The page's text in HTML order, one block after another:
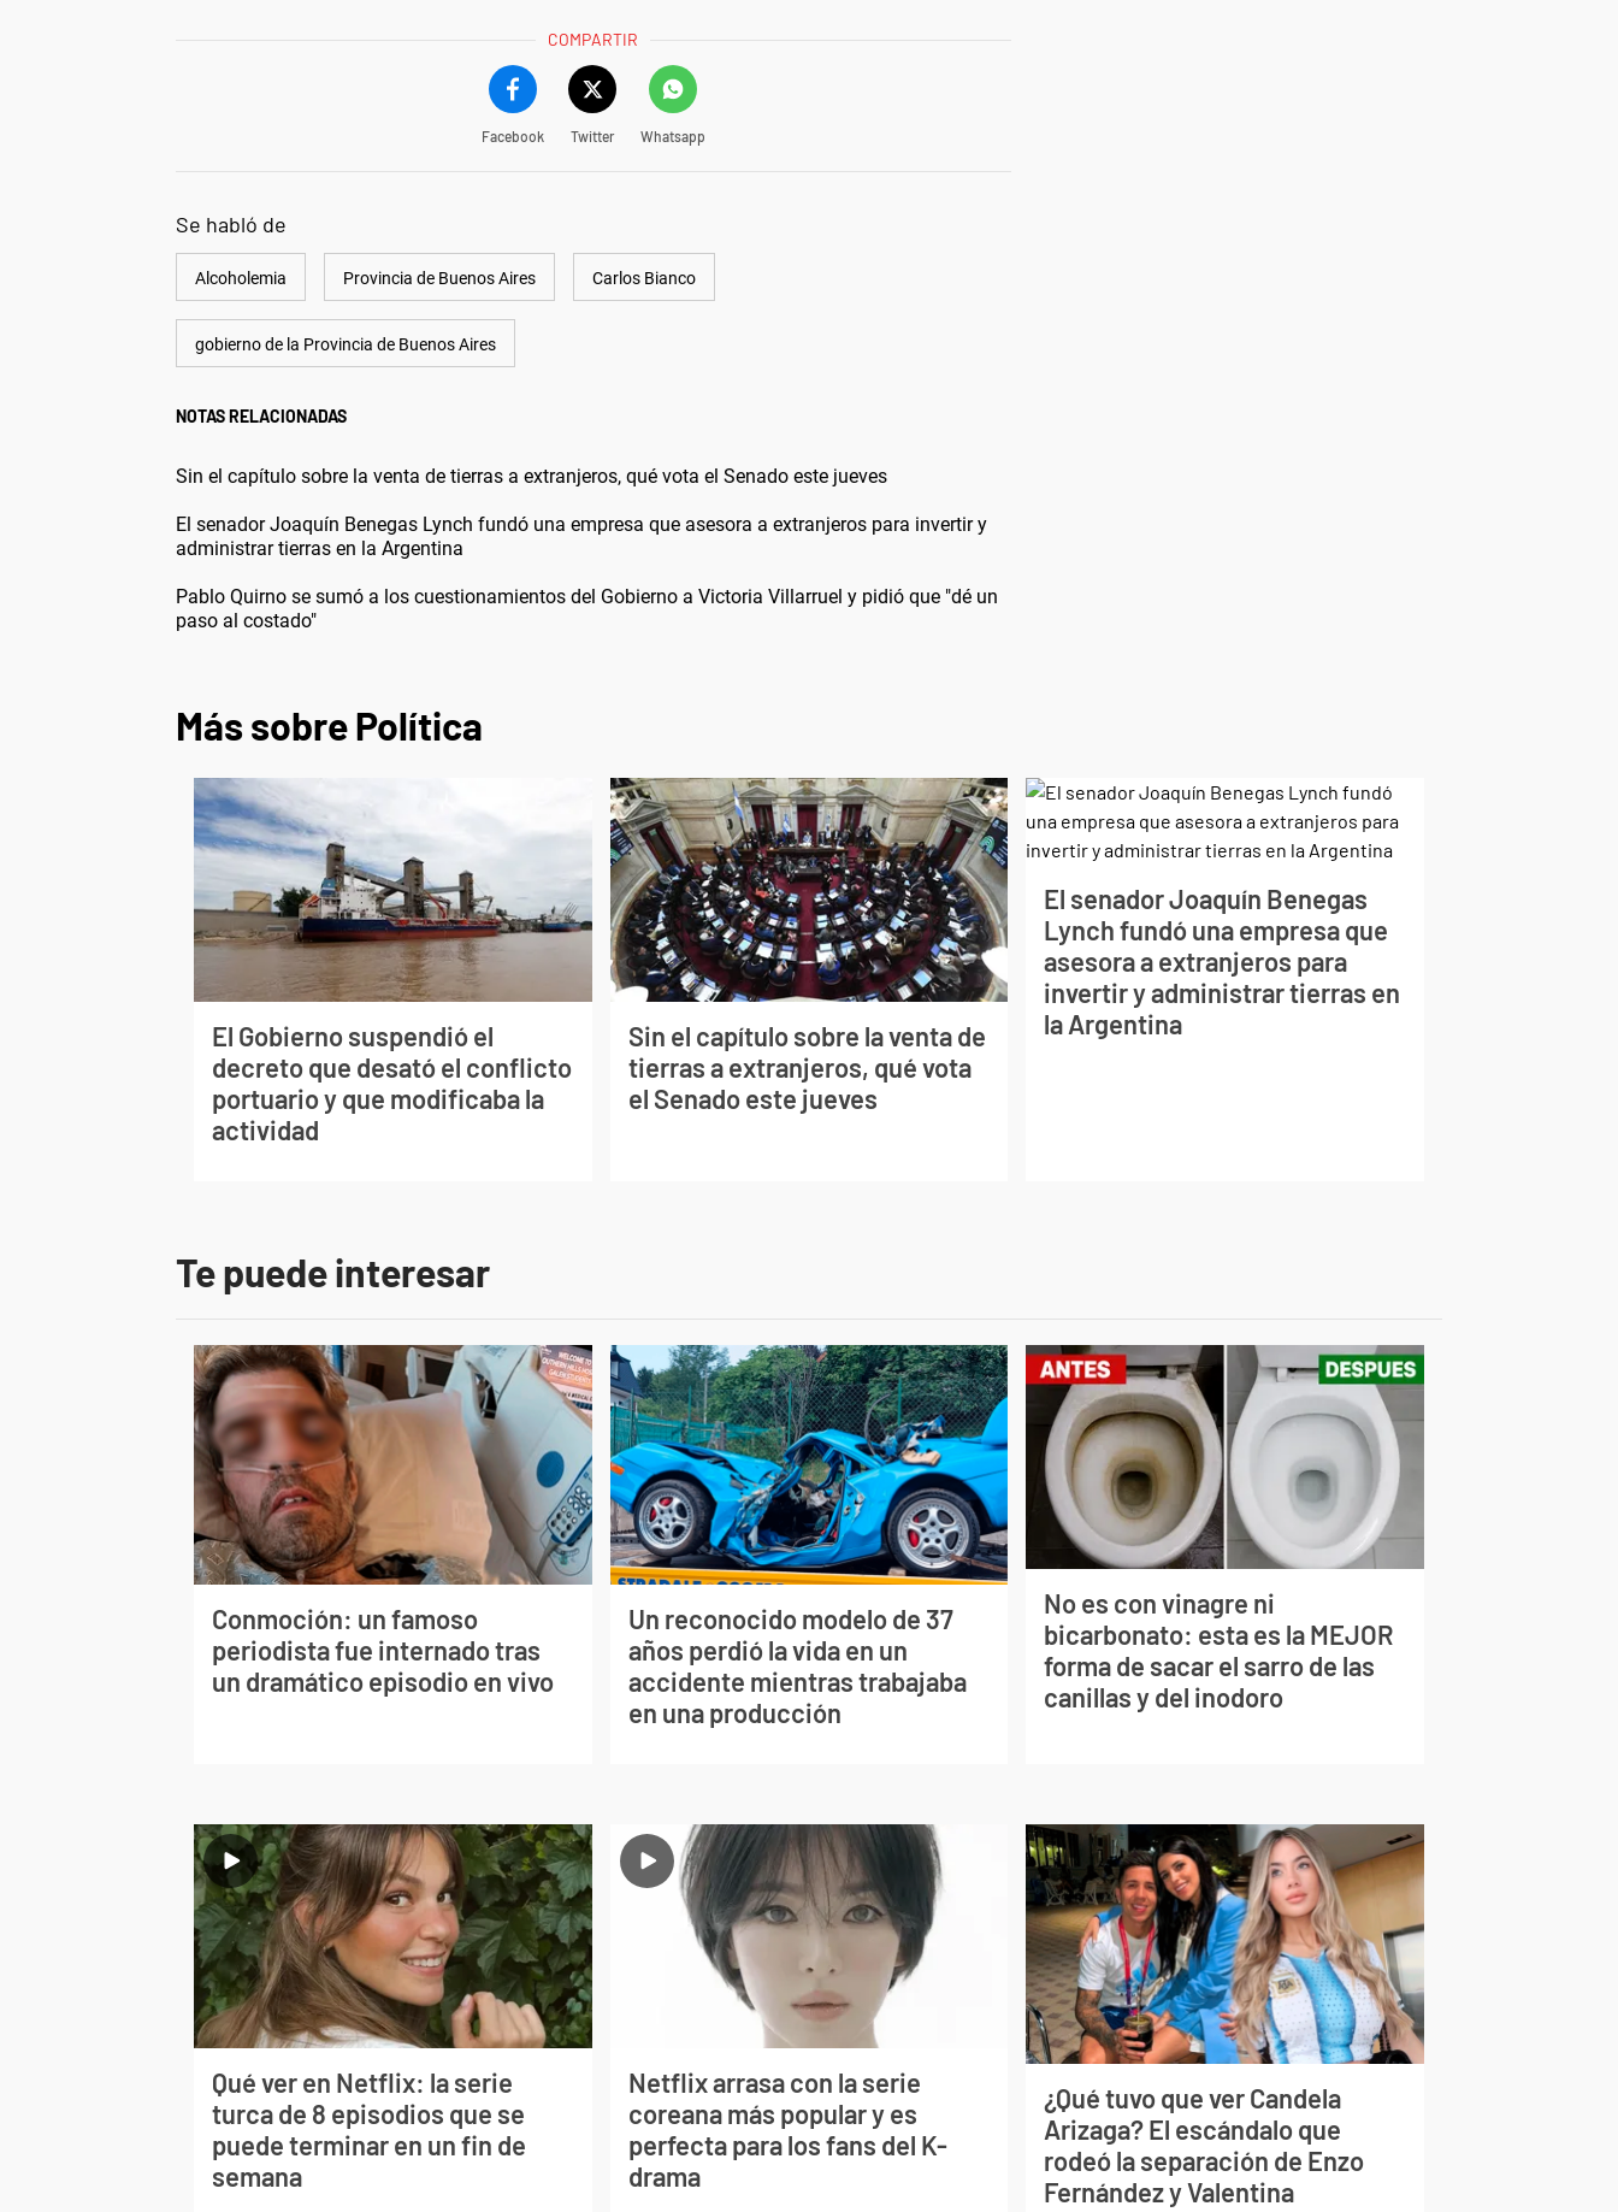
COMPARTIR
Facebook Twitter Whatsapp
Se habló de
Alcoholemia Provincia de Buenos Aires Carlos Bianco
gobierno de la Provincia de Buenos Aires
NOTAS RELACIONADAS
Sin el capítulo sobre la venta de tierras a extranjeros, qué vota el Senado este jueves
El senador Joaquín Benegas Lynch fundó una empresa que asesora a extranjeros para invertir y
administrar tierras en la Argentina
Pablo Quirno se sumó a los cuestionamientos del Gobierno a Victoria Villarruel y pidió que "dé un
paso al costado"
Más sobre Política
El Gobierno suspendió el
decreto que desató el conflicto
portuario y que modificaba la
actividad
Sin el capítulo sobre la venta de
tierras a extranjeros, qué vota
el Senado este jueves
El senador Joaquín Benegas
Lynch fundó una empresa que
asesora a extranjeros para
invertir y administrar tierras en
la Argentina
Te puede interesar
Conmoción: un famoso
periodista fue internado tras
un dramático episodio en vivo
Un reconocido modelo de 37
años perdió la vida en un
accidente mientras trabajaba
en una producción
No es con vinagre ni
bicarbonato: esta es la MEJOR
forma de sacar el sarro de las
canillas y del inodoro
Qué ver en Netflix: la serie
turca de 8 episodios que se
puede terminar en un fin de
semana
Netflix arrasa con la serie
coreana más popular y es
perfecta para los fans del K-
drama
¿Qué tuvo que ver Candela
Arizaga? El escándalo que
rodeó la separación de Enzo
Fernández y Valentina